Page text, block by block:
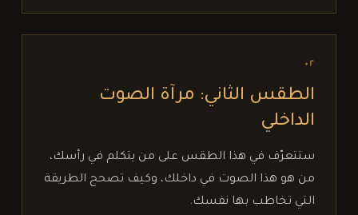
٠٢
الطقس الثاني: مرآة الصوت
الداخلي
ستتعرّف في هذا الطقس على من يتكلم في رأسك،
من هو هذا الصوت في داخلك، وكيف تصحح الطريقة
التي تخاطب بها نفسك.